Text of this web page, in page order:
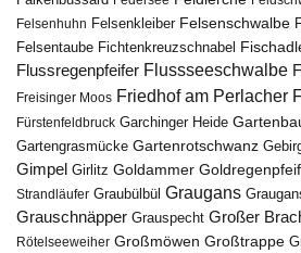
Felsenhuhn Felsenkleiber Felsenschwalbe
Felsentaube Fichtenkreuzschnabel
Flussregenpfeifer Flussseeschwalbe
Freisinger Moos Friedhof am Perlacher
Fürstenfeldbruck Garchinger Heide
Gartengrasmücke Gartenrotschwanz
Gimpel Girlitz Goldammer
Strandläufer Graubülbül Graugans
Grauschnäpper Grauspecht Großer
Rötelseeweiher Großmöwen Großtrappe